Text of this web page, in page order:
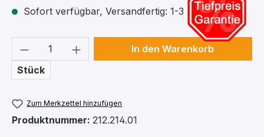
Sofort verfügbar, Versandfertig: 1-3 Arbeitstage
Produkt Anzahl: Gib den
Stück
In den Warenkorb
Zum Merkzettel hinzufügen
Produktnummer: 212.214.01